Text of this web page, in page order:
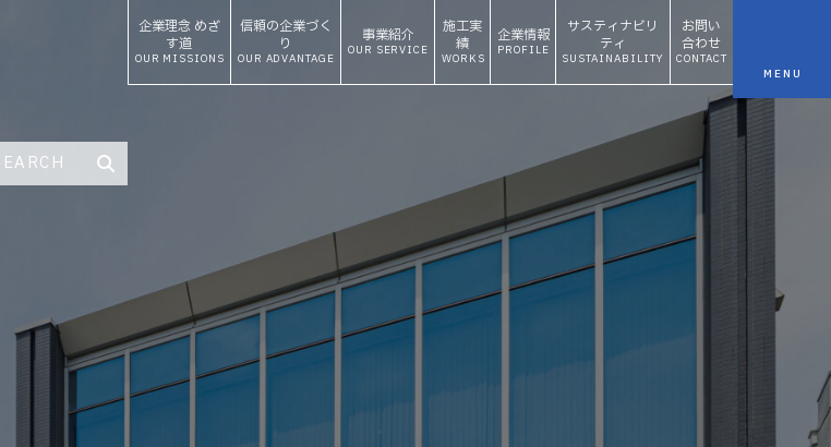
企業理念 めざ
す道
OUR MISSIONS
信頼の企業づく
り
OUR ADVANTAGE
事業紹介
OUR SERVICE
施工実
績
WORKS
企業情報
PROFILE
サスティナビリ
ティ
SUSTAINABILITY
お問い
合わせ
CONTACT